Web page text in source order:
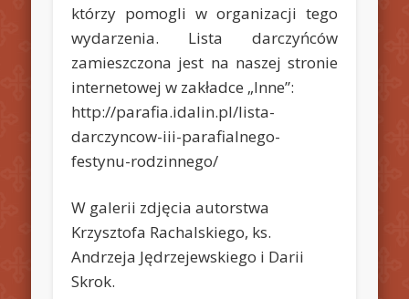
którzy pomogli w organizacji tego
wydarzenia. Lista darczyńców
zamieszczona jest na naszej stronie
internetowej w zakładce „Inne”:
http://parafia.idalin.pl/lista-
darczyncow-iii-parafialnego-
festynu-rodzinnego/
W galerii zdjęcia autorstwa
Krzysztofa Rachalskiego, ks.
Andrzeja Jędrzejewskiego i Darii
Skrok.